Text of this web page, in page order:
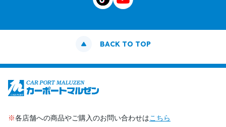
BACK TO TOP
※各店舗への商品やご購入のお問い合わせはこちら